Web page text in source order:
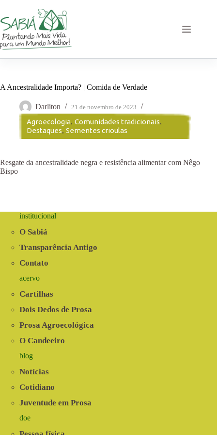
o
conteúdo
A Ancestralidade Importa? | Comida de Verdade
Darliton 21 de novembro de 2023
Agroecologia, Comunidades tradicionais,
Destaques, Sementes crioulas
Resgate da ancestralidade negra e resistência alimentar com Nêgo
Bispo
institucional
O Sabiá
Transparência Antigo
Contato
acervo
Cartilhas
Dois Dedos de Prosa
Prosa Agroecológica
O Candeeiro
blog
Notícias
Cotidiano
Juventude em Prosa
doe